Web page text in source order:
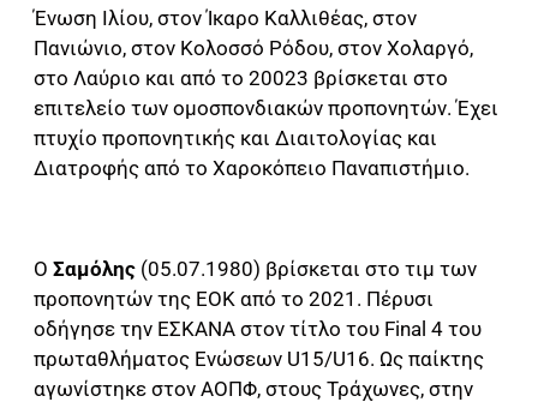
Ένωση Ιλίου, στον Ίκαρο Καλλιθέας, στον
Πανιώνιο, στον Κολοσσό Ρόδου, στον Χολαργό,
στο Λαύριο και από το 20023 βρίσκεται στο
επιτελείο των ομοσπονδιακών προπονητών. Έχει
πτυχίο προπονητικής και Διαιτολογίας και
Διατροφής από το Χαροκόπειο Παναπιστήμιο.
Ο Σαμόλης (05.07.1980) βρίσκεται στο τιμ των
προπονητών της ΕΟΚ από το 2021. Πέρυσι
οδήγησε την ΕΣΚΑΝΑ στον τίτλο του Final 4 του
πρωταθλήματος Ενώσεων U15/U16. Ως παίκτης
αγωνίστηκε στον ΑΟΠΦ, στους Τράχωνες, στην